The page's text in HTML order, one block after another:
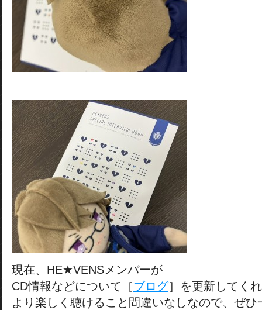
現在、HE★VENSメンバーが
CD情報などについて［ブログ］を更新してく
より楽しく聴けること間違いなしなので、ぜ